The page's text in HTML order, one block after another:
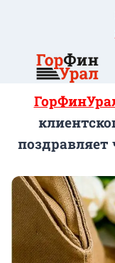
содержимому